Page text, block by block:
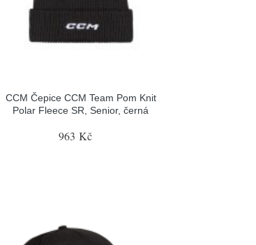
CCM Čepice CCM Team Pom Knit
Polar Fleece SR, Senior, černá
963 Kč